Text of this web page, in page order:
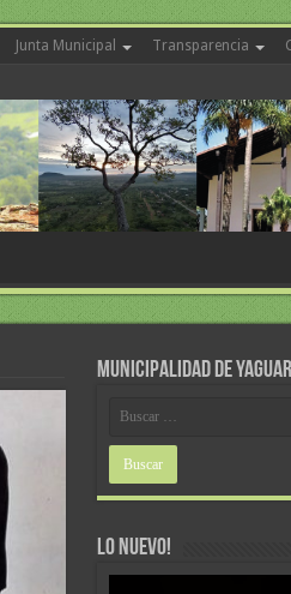
Junta Municipal Transparencia
MUNICIPALIDAD DE
LO NUEVO!